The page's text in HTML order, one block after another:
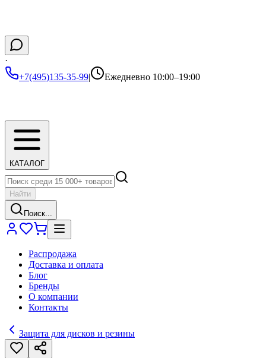
·
+7(495)135-35-99| Ежедневно 10:00–19:00
КАТАЛОГ
Найти
Поиск...
Распродажа
Доставка и оплата
Блог
Бренды
О компании
Контакты
Защита для дисков и резины